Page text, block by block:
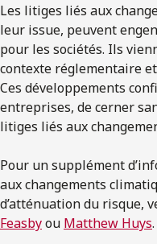
Les litiges liés aux
leur issue, peuvent
pour les sociétés. Ils
contexte réglementaire
Ces développements
entreprises, de cerner
litiges liés aux
Pour un supplément
aux changements
d’atténuation du risque,
Feasbyou Matthew Huys.